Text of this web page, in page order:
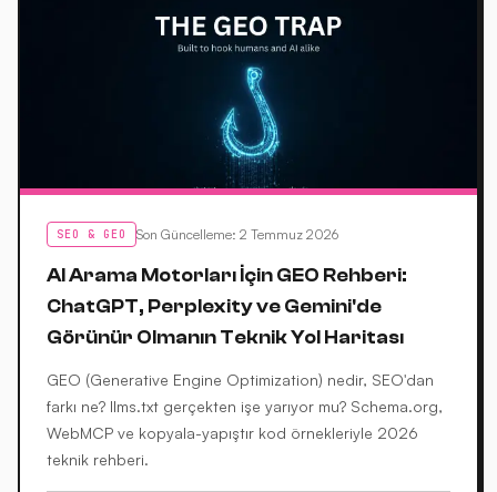
SEO & GEO Son Güncelleme: 2 Temmuz 2026
AI Arama Motorları İçin GEO Rehberi:
ChatGPT, Perplexity ve Gemini'de
Görünür Olmanın Teknik Yol Haritası
GEO (Generative Engine Optimization) nedir, SEO'dan
farkı ne? llms.txt gerçekten işe yarıyor mu? Schema.org,
WebMCP ve kopyala-yapıştır kod örnekleriyle 2026
teknik rehberi.